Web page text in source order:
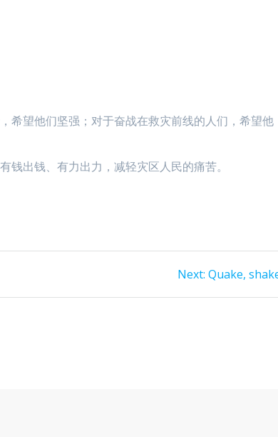
希望他们坚强；对于奋战在救灾前线的人们，希望他
出钱、有力出力，减轻灾区人民的痛苦。
Next: Next
Quake,